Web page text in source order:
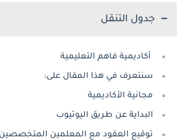
جدول التنقل
أكاديمية فاهم التعليمية
سنتعرف في هذا المقال على:
مجانية الأكاديمية
البداية عن طريق اليوتيوب
توقيع العقود مع المعلمين المتخصصين